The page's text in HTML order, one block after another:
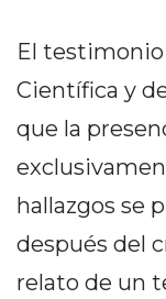
HORA
CLAVE
NOTICIAS
ROJAS
VIRTUAL
NOTICIAS
ARRECIFES
El
Científica y
que la
hallazgos se
después del
relato de un